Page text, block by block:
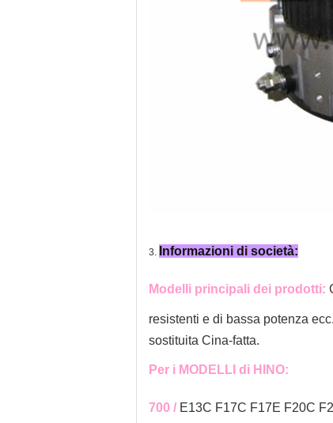
3. Informazioni di società:
Modelli principali dei prodotti:
resistenti e di bassa potenza
sostituita Cina-fatta.
Per i MODELLI di HINO:
700 / E13C F17C F17E F20C